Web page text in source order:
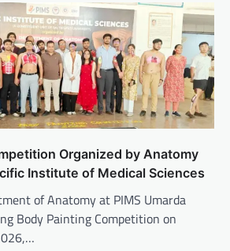
Organized by Anatomy
Institute of Medical Sciences
of Anatomy at PIMS Umarda
Body Painting Competition on